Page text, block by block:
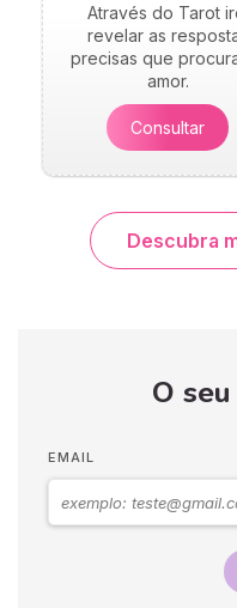
Através do Tarot
revelar as
precisas que
amor.
Consultar
Descubra
O
EMAIL